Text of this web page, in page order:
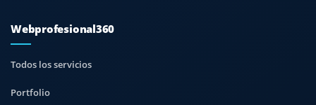
Webprofesional360
Todos los servicios
Portfolio